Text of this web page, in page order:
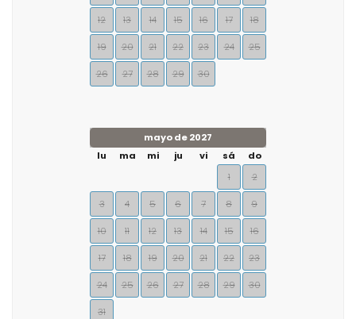
12 13 14 15 16 17 18
19 20 21 22 23 24 25
26 27 28 29 30
mayo de 2027
lu
ma mi ju vi sá
do
1
2
3 4 5 6 7 8 9
10 11 12 13 14 15 16
17 18 19 20 21 22 23
24 25 26 27 28 29 30
31